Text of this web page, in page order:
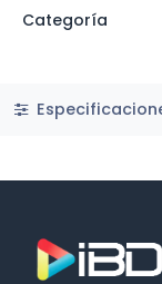
Categoría